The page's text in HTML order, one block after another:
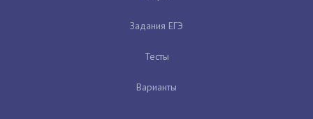
Задания ЕГЭ
Тесты
Варианты